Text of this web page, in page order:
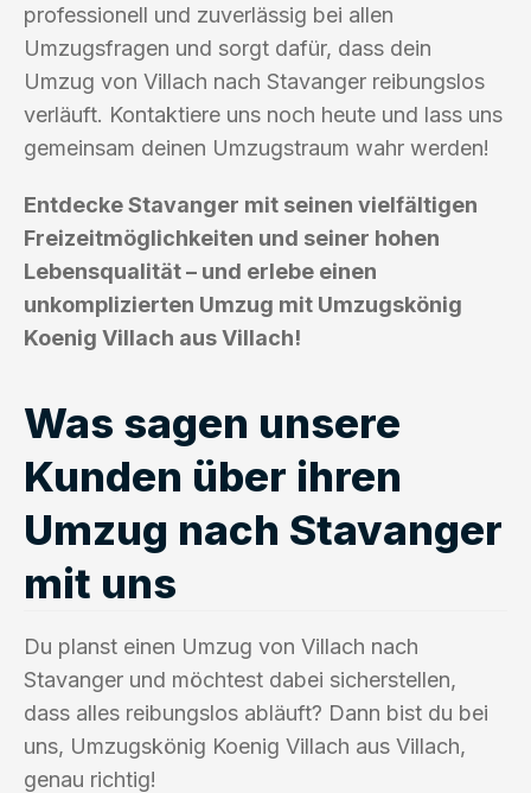
professionell und zuverlässig bei allen
Umzugsfragen und sorgt dafür, dass dein
Umzug von Villach nach Stavanger reibungslos
verläuft. Kontaktiere uns noch heute und lass uns
gemeinsam deinen Umzugstraum wahr werden!
Entdecke Stavanger mit seinen vielfältigen
Freizeitmöglichkeiten und seiner hohen
Lebensqualität – und erlebe einen
unkomplizierten Umzug mit Umzugskönig
Koenig Villach aus Villach!
Was sagen unsere
Kunden über ihren
Umzug nach Stavanger
mit uns
Du planst einen Umzug von Villach nach
Stavanger und möchtest dabei sicherstellen,
dass alles reibungslos abläuft? Dann bist du bei
uns, Umzugskönig Koenig Villach aus Villach,
genau richtig!